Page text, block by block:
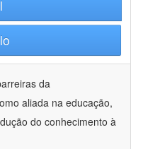
da
aliada na educação,
do conhecimento à